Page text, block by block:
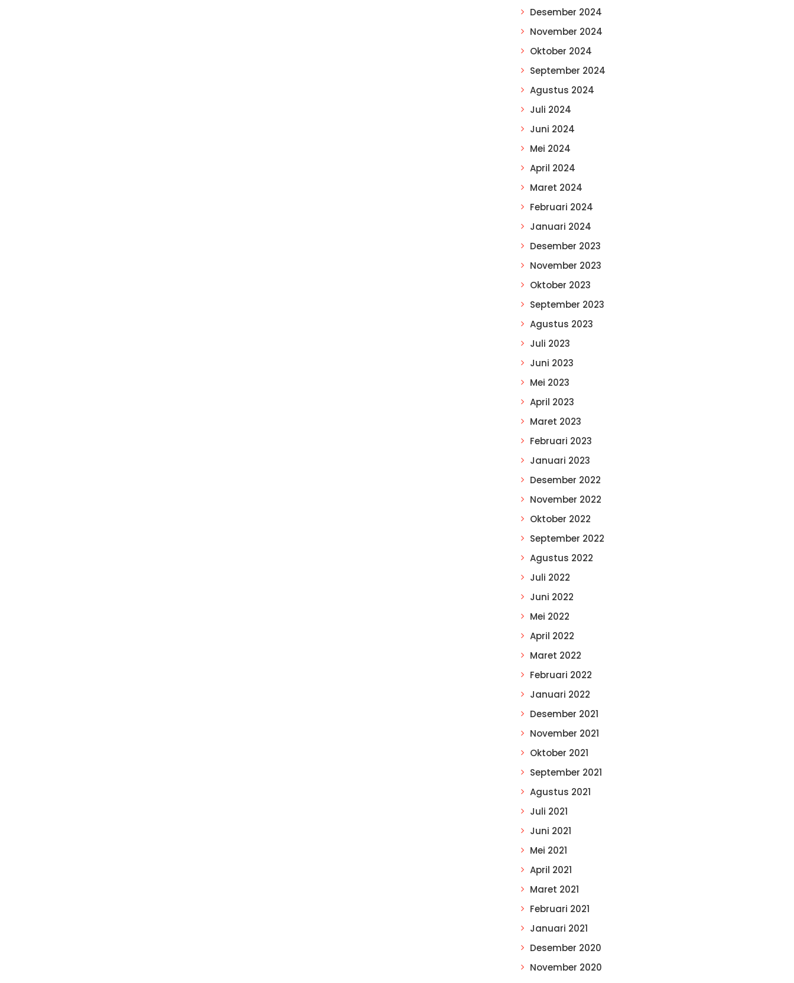
Desember 2024
November 2024
Oktober 2024
September 2024
Agustus 2024
Juli 2024
Juni 2024
Mei 2024
April 2024
Maret 2024
Februari 2024
Januari 2024
Desember 2023
November 2023
Oktober 2023
September 2023
Agustus 2023
Juli 2023
Juni 2023
Mei 2023
April 2023
Maret 2023
Februari 2023
Januari 2023
Desember 2022
November 2022
Oktober 2022
September 2022
Agustus 2022
Juli 2022
Juni 2022
Mei 2022
April 2022
Maret 2022
Februari 2022
Januari 2022
Desember 2021
November 2021
Oktober 2021
September 2021
Agustus 2021
Juli 2021
Juni 2021
Mei 2021
April 2021
Maret 2021
Februari 2021
Januari 2021
Desember 2020
November 2020